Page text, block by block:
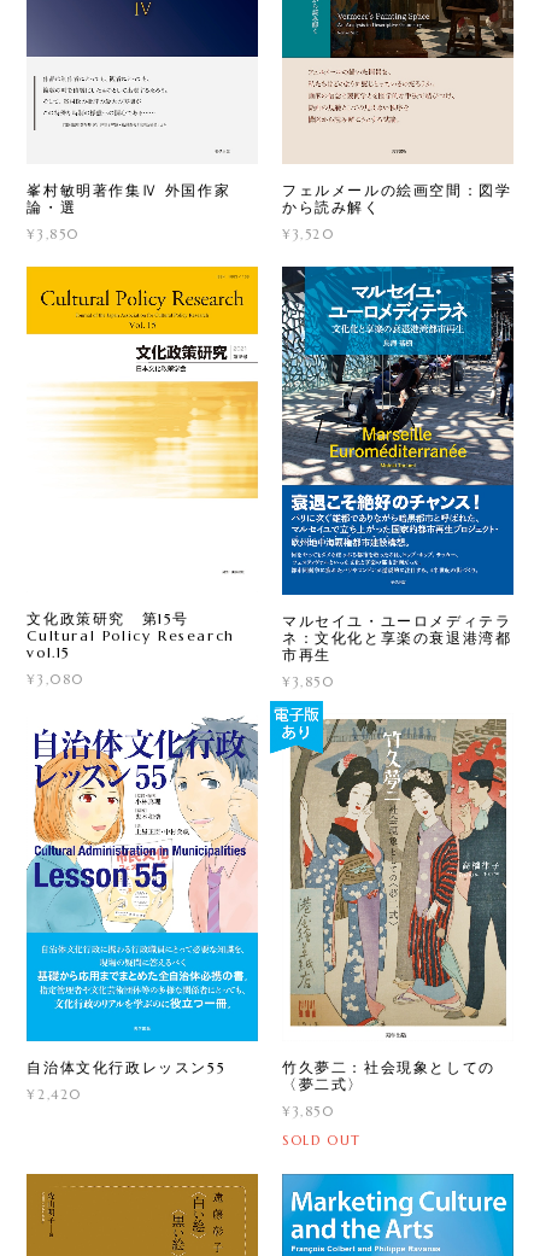
峯村敏明著作集Ⅳ 外国作家
論・選
¥3,850
フェルメールの絵画空間：図学
から読み解く
¥3,520
文化政策研究 第15号
Cultural Policy Research
vol.15
¥3,080
マルセイユ・ユーロメディテラ
ネ：文化化と享楽の衰退港湾都
市再生
¥3,850
自治体文化行政レッスン55
¥2,420
竹久夢二：社会現象としての
〈夢二式〉
¥3,850
SOLD OUT